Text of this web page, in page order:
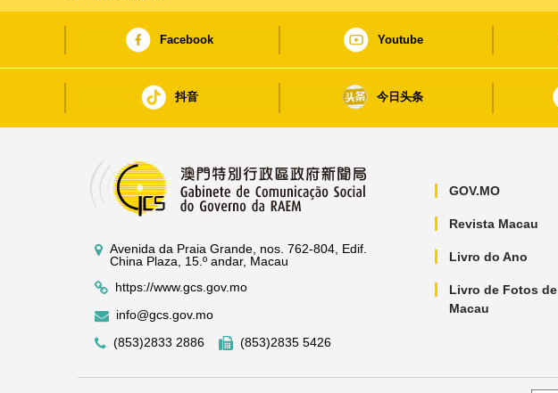
Facebook Youtube
抖音 今日头条
Avenida da Praia Grande, nos. 762-804, Edif.
China Plaza, 15.º andar, Macau
https://www.gcs.gov.mo
info@gcs.gov.mo
(853)2833 2886
(853)2835 5426
GOV.MO
Revista Macau
Livro do Ano
Livro de Fotos de
Macau